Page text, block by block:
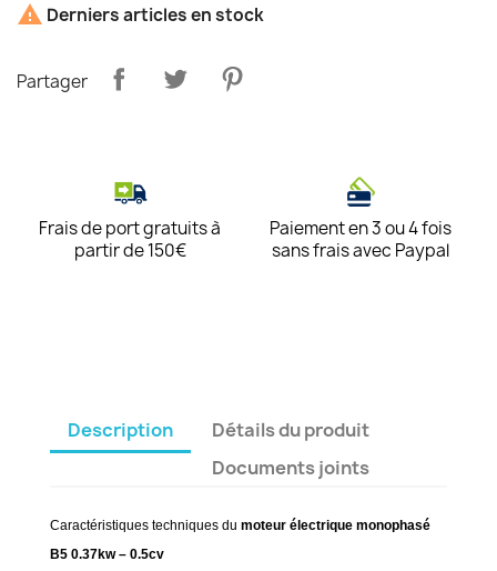
 Derniers articles en stock
Partager
Frais de port gratuits à
partir de 150€
Paiement en 3 ou 4 fois
sans frais avec Paypal
Description
Détails du produit
Documents joints
Caractéristiques techniques du moteur électrique monophasé
B5 0.37kw – 0.5cv